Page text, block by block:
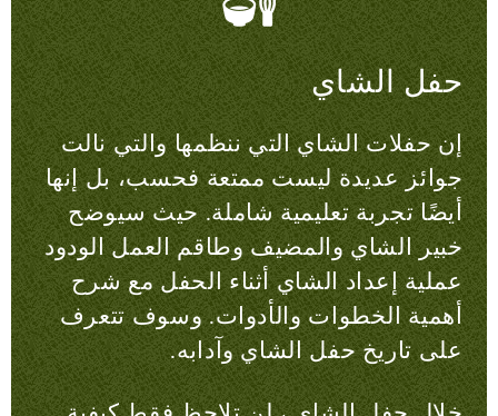
حفل الشاي
إن حفلات الشاي التي ننظمها والتي نالت
جوائز عديدة ليست ممتعة فحسب، بل إنها
أيضًا تجربة تعليمية شاملة. حيث سيوضح
خبير الشاي والمضيف وطاقم العمل الودود
عملية إعداد الشاي أثناء الحفل مع شرح
أهمية الخطوات والأدوات. وسوف تتعرف
على تاريخ حفل الشاي وآدابه.